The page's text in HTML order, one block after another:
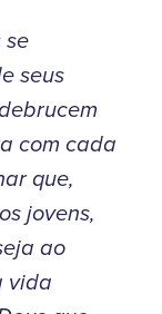
se
seus
com cada
que,
jovens,
ao
vida